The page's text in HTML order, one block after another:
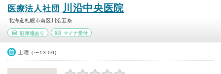
医療法人社団 川沿中央医院
北海道札幌市南区川沿五条
駐車場あり マイナ受付
土曜（〜13:00）